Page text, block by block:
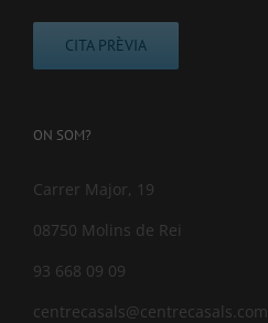
CITA PRÈVIA
ON SOM?
Carrer Major, 19
08750 Molins de Rei
93 668 09 09
centrecasals@centrecasals.com